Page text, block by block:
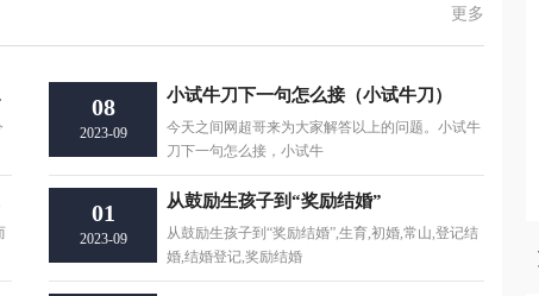
更多
强 08
2023-09
小试牛刀下一句怎么接（小试牛刀）
今天之间网超哥来为大家解答以上的问题。小试牛
刀下一句怎么接，小试牛
01
2023-09
从鼓励生孩子到“奖励结婚”
从鼓励生孩子到“奖励结婚”,生育,初婚,常山,登记结
婚,结婚登记,奖励结婚